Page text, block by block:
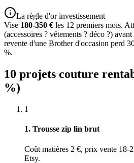
La règle d'or investissement
Vise 180-350 € les 12 premiers mois.
(accessoires ? vêtements ? déco ?)
revente d'une Brother d'occasion perd
%.
10 projets couture
%)
1
1. Trousse zip lin brut
Coût matières 2 €, prix vente 18-
Etsy.